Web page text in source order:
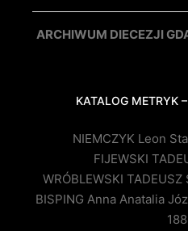
ARCHIWUM DIECEZJI
KATALOG METRYK
NIEMCZYK Leon
FIJEWSKI
WRÓBLEWSKI
BISPING Anna Anatalia